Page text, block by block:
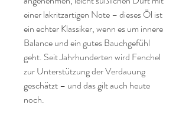
einer lakritzartigen Note – dieses Öl ist
ein echter Klassiker, wenn es um innere
Balance und ein gutes Bauchgefühl
geht. Seit Jahrhunderten wird Fenchel
zur Unterstützung der Verdauung
geschätzt – und das gilt auch heute
noch.